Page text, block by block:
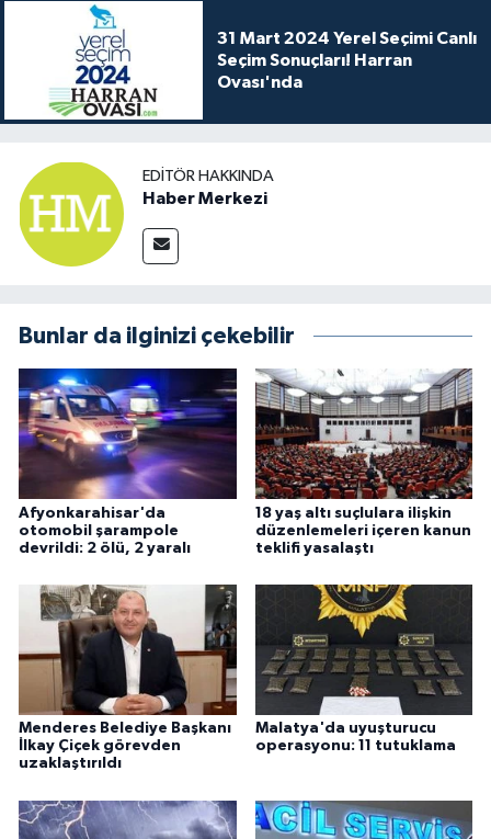
31 Mart 2024 Yerel Seçimi Canlı
Seçim Sonuçları! Harran
Ovası'nda
EDITÖR HAKKINDA
Haber Merkezi
Bunlar da ilginizi çekebilir
Afyonkarahisar'da
otomobil şarampole
devrildi: 2 ölü, 2 yaralı
18 yaş altı suçlulara ilişkin
düzenlemeleri içeren kanun
teklifi yasalaştı
Menderes Belediye Başkanı
İlkay Çiçek görevden
uzaklaştırıldı
Malatya'da uyuşturucu
operasyonu: 11 tutuklama